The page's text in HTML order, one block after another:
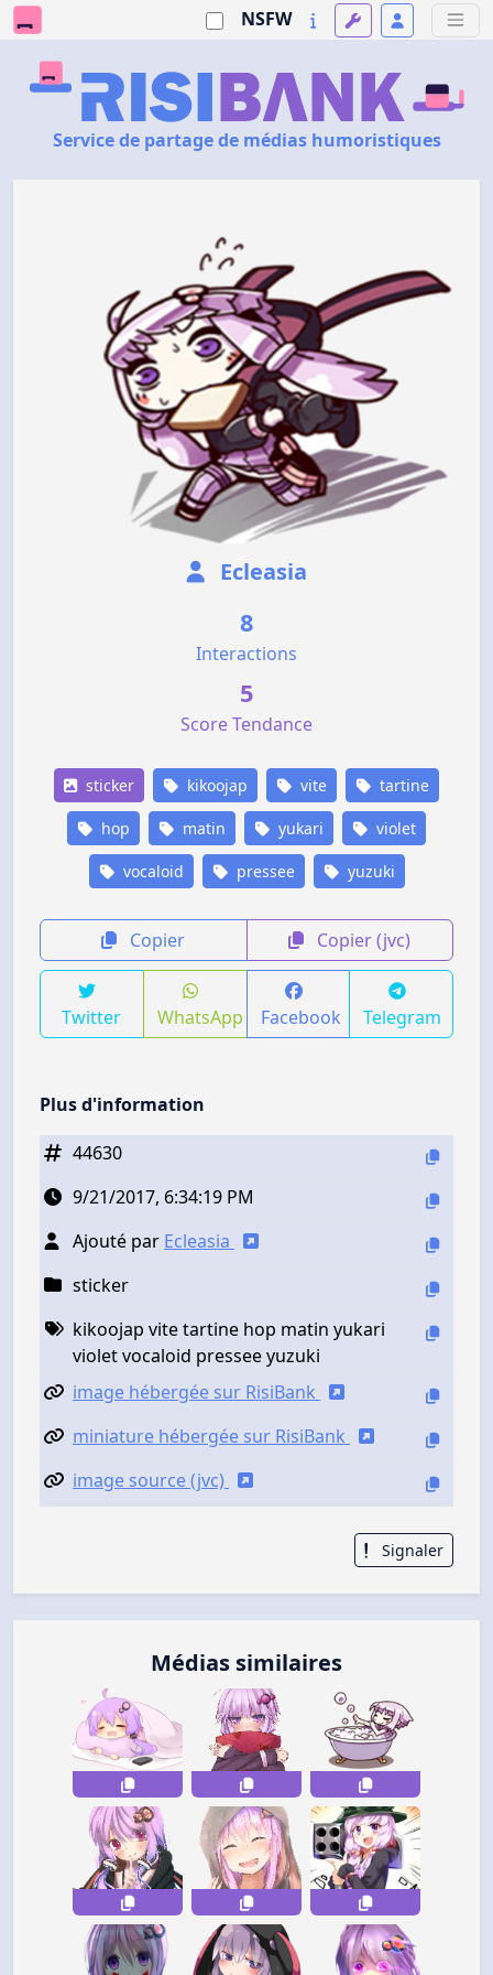
NSFW
Service de partage de médias humoristiques
Ecleasia
8
Interactions
5
Score Tendance
sticker kikoojap vite tartine
hop matin yukari violet
vocaloid pressee yuzuki
Copier Copier (jvc)
Twitter WhatsApp Facebook Telegram
Plus d'information
44630
9/21/2017, 6:34:19 PM
Ajouté par Ecleasia
sticker
kikoojap vite tartine hop matin yukari
violet vocaloid pressee yuzuki
image hébergée sur RisiBank
miniature hébergée sur RisiBank
image source (jvc)
Signaler
Médias similaires